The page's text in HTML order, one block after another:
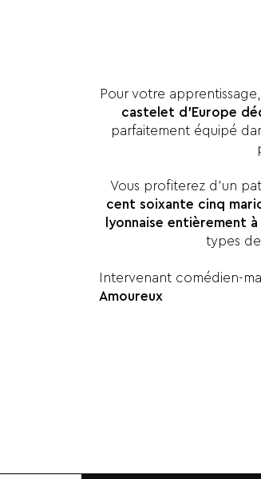
Pour votre
castelet d’Europe
parfaitement équipé
Vous profiterez d’un
cent soixante cinq
lyonnaise entièrement
types
Intervenant comédien-
Amoureux